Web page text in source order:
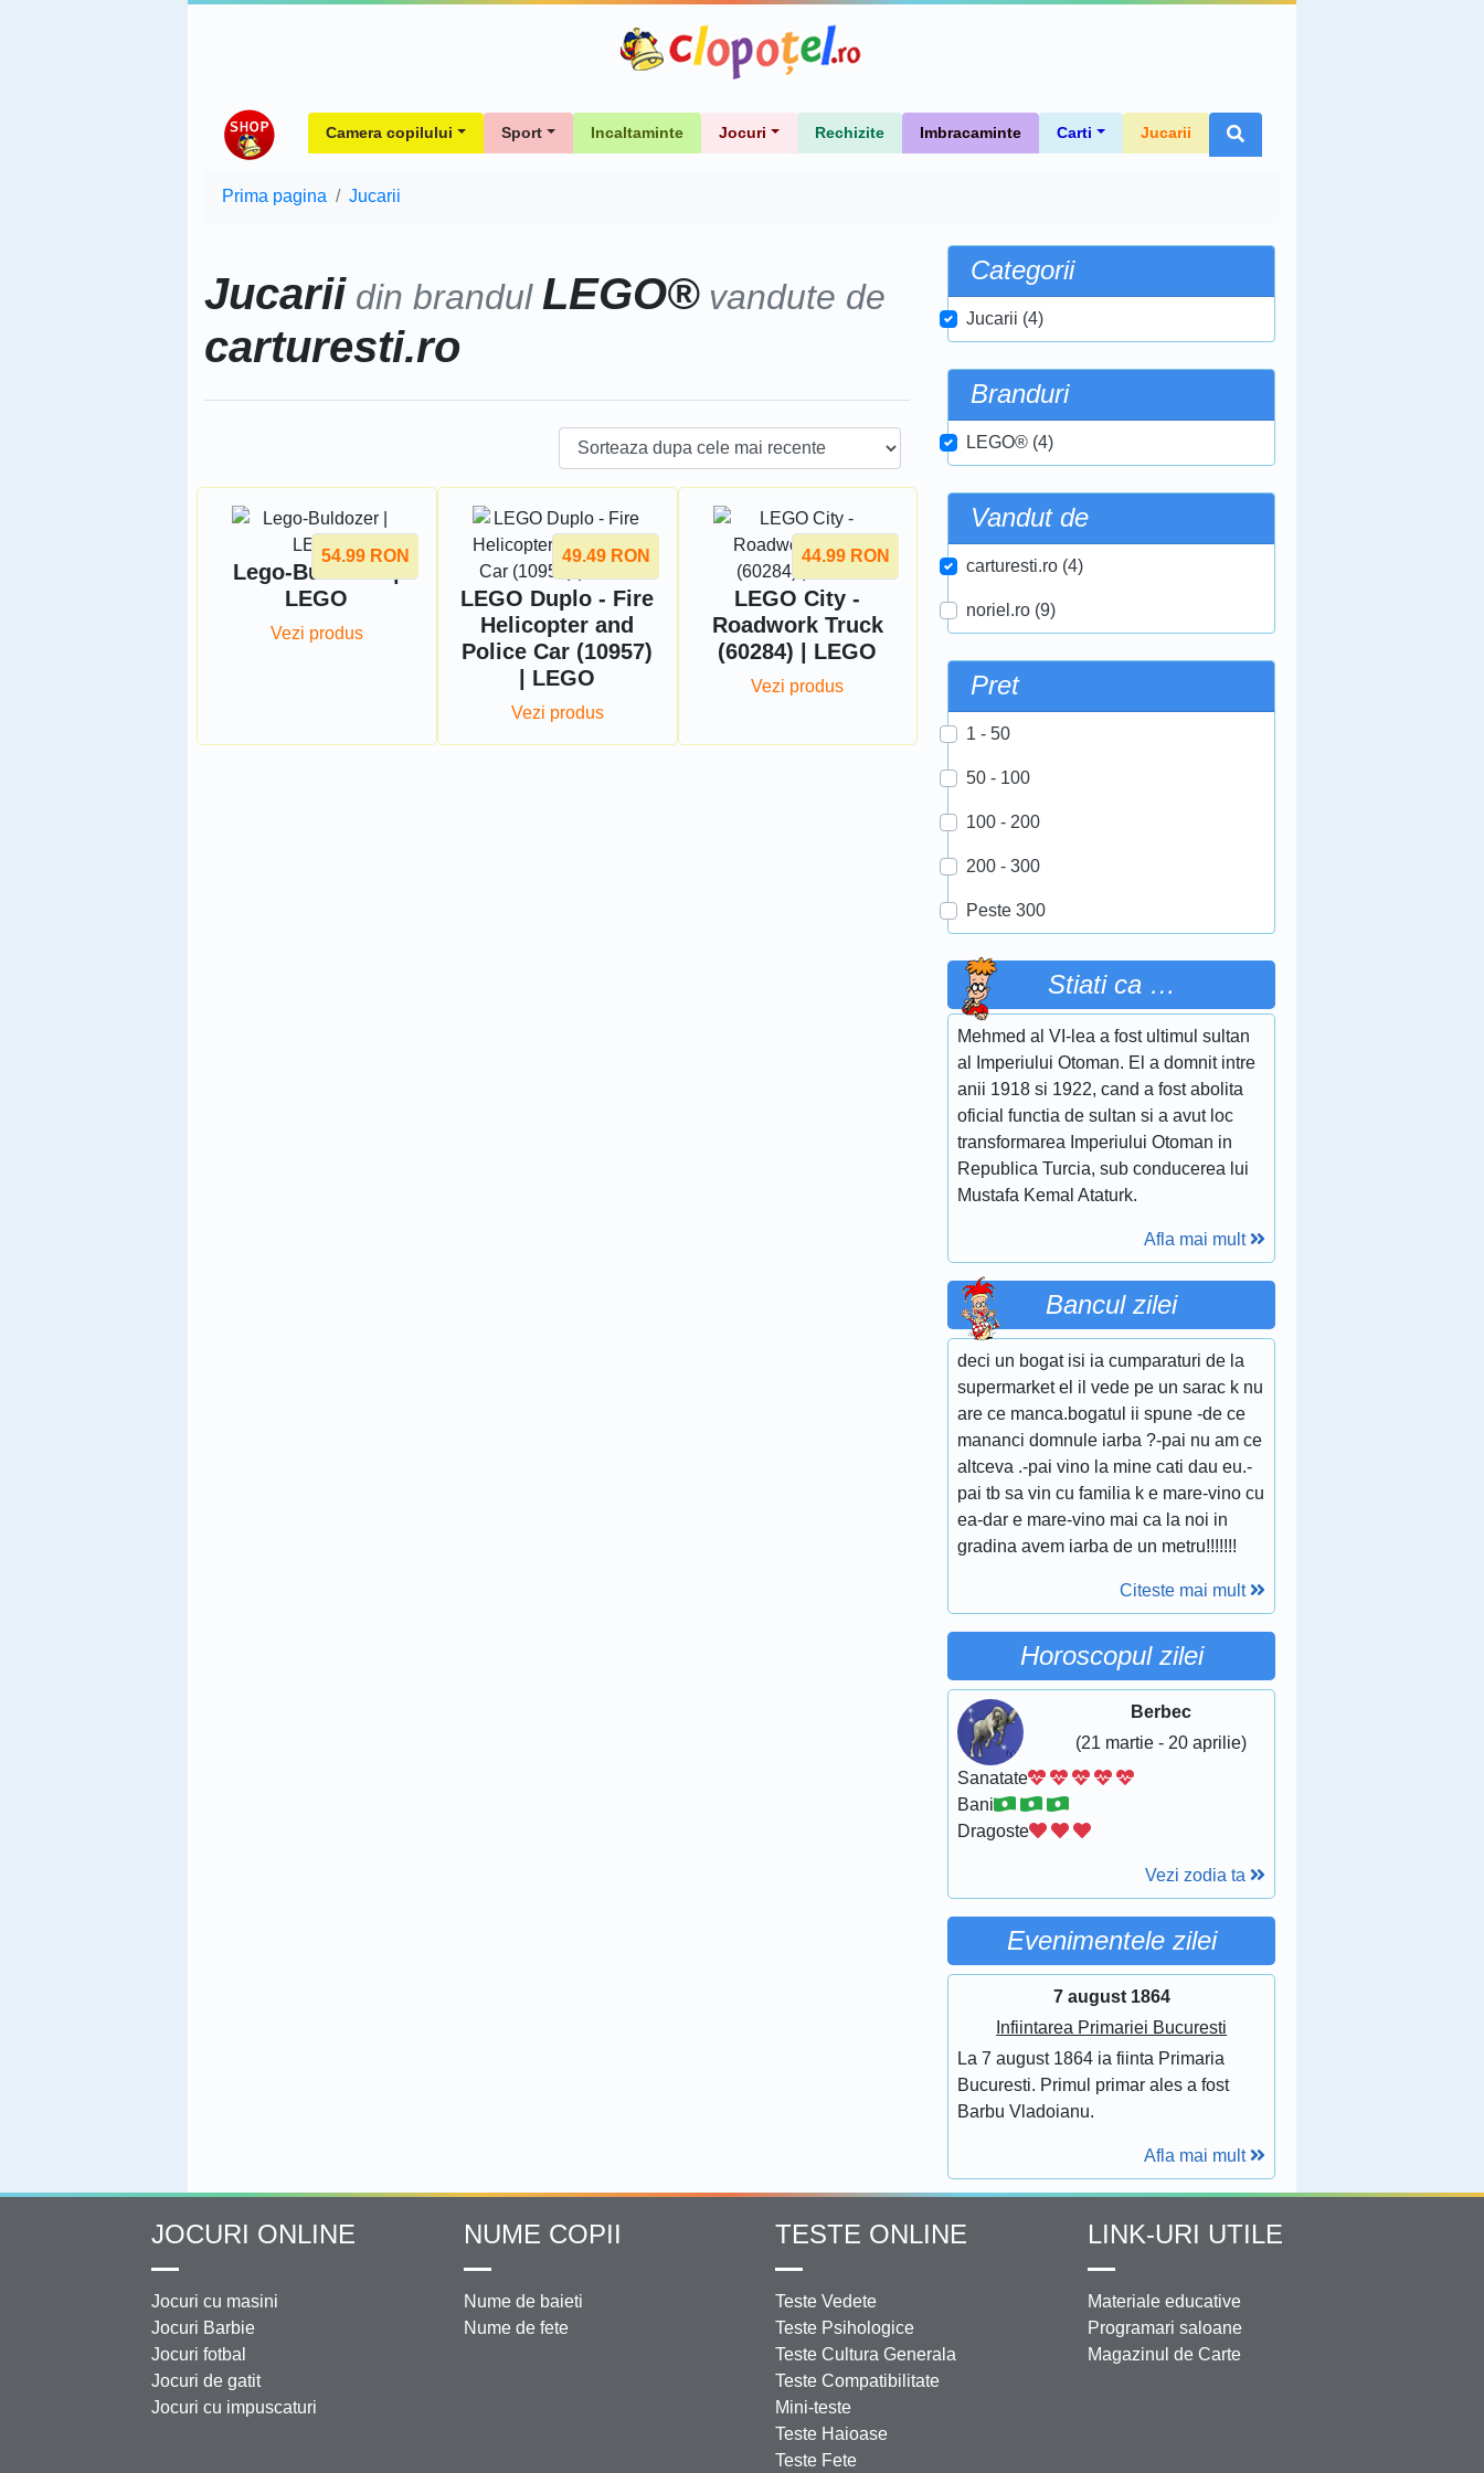
Camera copilului Sport Incaltaminte Jocuri Rechizite Imbracaminte Carti Jucarii
Prima pagina Jucarii
Jucarii din brandul LEGO®vandute de
carturesti.ro
54.99 RON
Lego-Buldozer |
LEGO
Vezi produs
49.49 RON
LEGO Duplo - Fire
Helicopter and
Police Car (10957)
| LEGO
Vezi produs
44.99 RON
LEGO City -
Roadwork Truck
(60284) | LEGO
Vezi produs
Categorii
Jucarii (4)
Branduri
LEGO® (4)
Vandut de
carturesti.ro (4)
noriel.ro (9)
Pret
1 - 50
50 - 100
100 - 200
200 - 300
Peste 300
Stiati ca …
Mehmed al VI-lea a fost ultimul sultan
al Imperiului Otoman. El a domnit intre
anii 1918 si 1922, cand a fost abolita
oficial functia de sultan si a avut loc
transformarea Imperiului Otoman in
Republica Turcia, sub conducerea lui
Mustafa Kemal Ataturk.
Afla mai mult
Bancul zilei
deci un bogat isi ia cumparaturi de la
supermarket el il vede pe un sarac k nu
are ce manca.bogatul ii spune -de ce
mananci domnule iarba ?-pai nu am ce
altceva .-pai vino la mine cati dau eu.-
pai tb sa vin cu familia k e mare-vino cu
ea-dar e mare-vino mai ca la noi in
gradina avem iarba de un metru!!!!!!!
Citeste mai mult
Horoscopul zilei
Berbec
(21 martie - 20 aprilie)
Sanatate
Bani
Dragoste
Vezi zodia ta
Evenimentele zilei
7 august 1864
Infiintarea Primariei Bucuresti
La 7 august 1864 ia fiinta Primaria
Bucuresti. Primul primar ales a fost
Barbu Vladoianu.
Afla mai mult
JOCURI ONLINE
Jocuri cu masini
Jocuri Barbie
Jocuri fotbal
Jocuri de gatit
Jocuri cu impuscaturi
NUME COPII
Nume de baieti
Nume de fete
TESTE ONLINE
Teste Vedete
Teste Psihologice
Teste Cultura Generala
Teste Compatibilitate
Mini-teste
Teste Haioase
Teste Fete
LINK-URI UTILE
Materiale educative
Programari saloane
Magazinul de Carte